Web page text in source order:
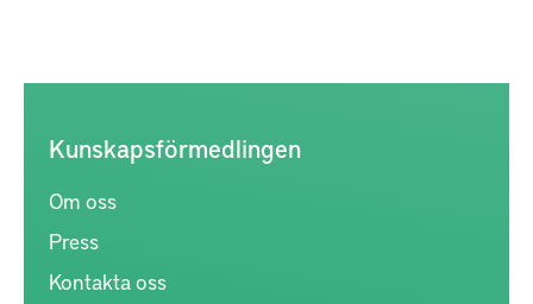
Kunskapsförmedlingen
Om oss
Press
Kontakta oss